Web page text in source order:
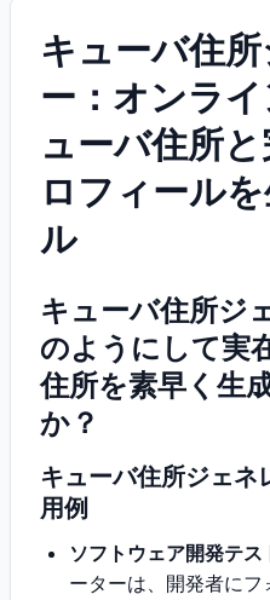
キューバ住
ー：オンラ
ューバ住所
ロフィール
ル
キューバ住所ジ
のようにして実
住所を素早く生
か？
キューバ住所ジェネ
用例
ソフトウェア開発テス
ーターは、開発者に